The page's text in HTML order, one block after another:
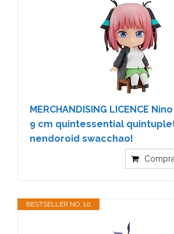
MERCHANDISING LICENCE
9 cm quintessential
nendoroid swacchao!
BESTSELLER NO. 10